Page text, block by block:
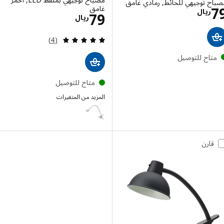
توجيهي للحائط, رمادي غامق
ريالالاسعار ريال 79
للتوصيل
غامق
ريال79 الاسعار ريال 79
مراجعة: 5 من أصل 5 نجوم. إجمالي المراجعات:
(4)
متاح للتوصيل
المزيد من المتغيرات
NÄVLINGE
قارن